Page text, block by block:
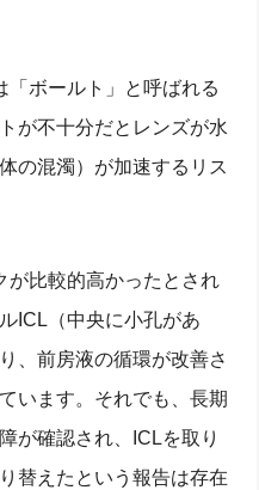
「ボールト」と呼ばれる
が不十分だとレンズが水
の混濁）が加速するリス
が比較的高かったとされ
ICL（中央に小孔があ
、前房液の循環が改善さ
います。それでも、長期
が確認され、ICLを取り
替えたという報告は存在